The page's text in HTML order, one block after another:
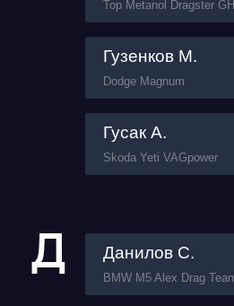
Гузенков М.
Dodge Magnum
Гусак А.
Skoda Yeti VAGpower
Д Данилов С.
BMW M5 Alex Drag